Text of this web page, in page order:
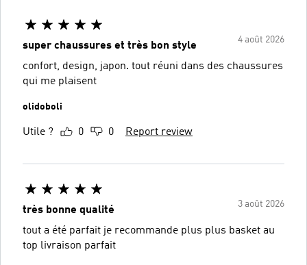
4 août 2026
super chaussures et très bon style
confort, design, japon. tout réuni dans des chaussures
qui me plaisent
olidoboli
Utile ? 0 0 Report review
3 août 2026
très bonne qualité
tout a été parfait je recommande plus plus basket au
top livraison parfait